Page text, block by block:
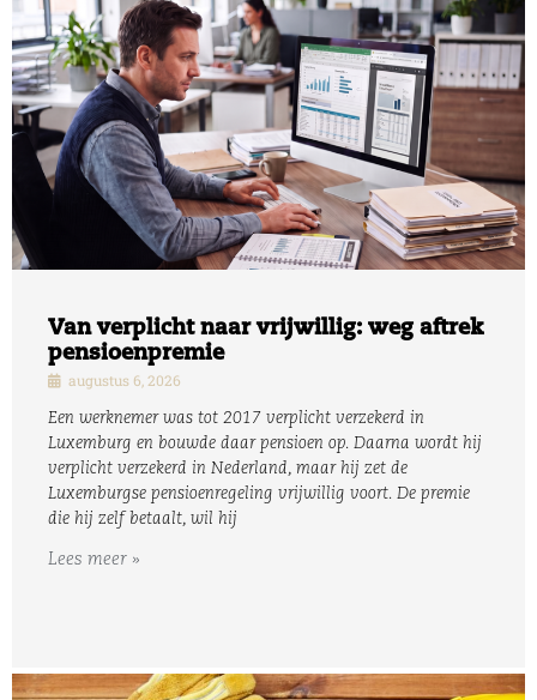
Van verplicht naar vrijwillig: weg aftrek
pensioenpremie
augustus 6, 2026
Een werknemer was tot 2017 verplicht verzekerd in
Luxemburg en bouwde daar pensioen op. Daarna wordt hij
verplicht verzekerd in Nederland, maar hij zet de
Luxemburgse pensioenregeling vrijwillig voort. De premie
die hij zelf betaalt, wil hij
Lees meer »